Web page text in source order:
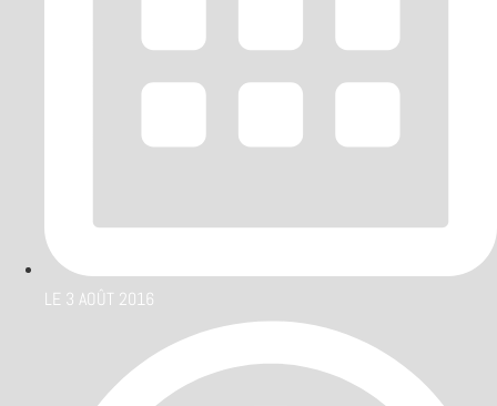
LE 3 AOÛT 2016